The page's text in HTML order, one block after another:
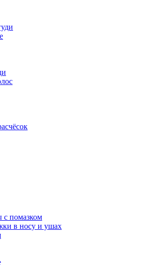
с помазком
в носу и ушах